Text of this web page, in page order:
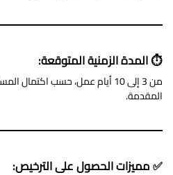
⏱ المدة الزمنية المتوقعة:
من 3 إلى 10 أيام عمل، حسب
المقدمة.
✅ مميزات الحصول على الترخيص: